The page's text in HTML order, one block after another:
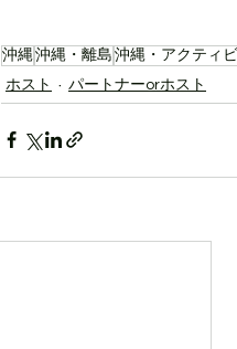
沖縄沖縄・離島 沖縄・アクティ
ホスト
パートナーorホスト